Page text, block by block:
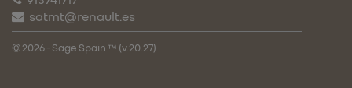
satmt@renault.es
© 2026 - Sage Spain ™ (v.20.27)